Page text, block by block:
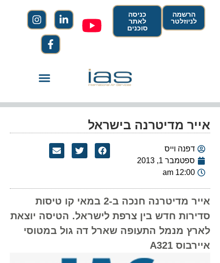
הרשמה
לניוזלטר
כניסה
לאתר
סוכנים
אייר מדיטרנה בישראל
דפנה וייס
ספטמבר 1, 2013
12:00 am
אייר מדיטרנה חנכה ב-2 במאי קו טיסות
סדירות חדש בין צרפת לישראל. הטיסה יוצאת
לארץ מנמל התעופה שארל דה גול במטוסי
איירבוס A321